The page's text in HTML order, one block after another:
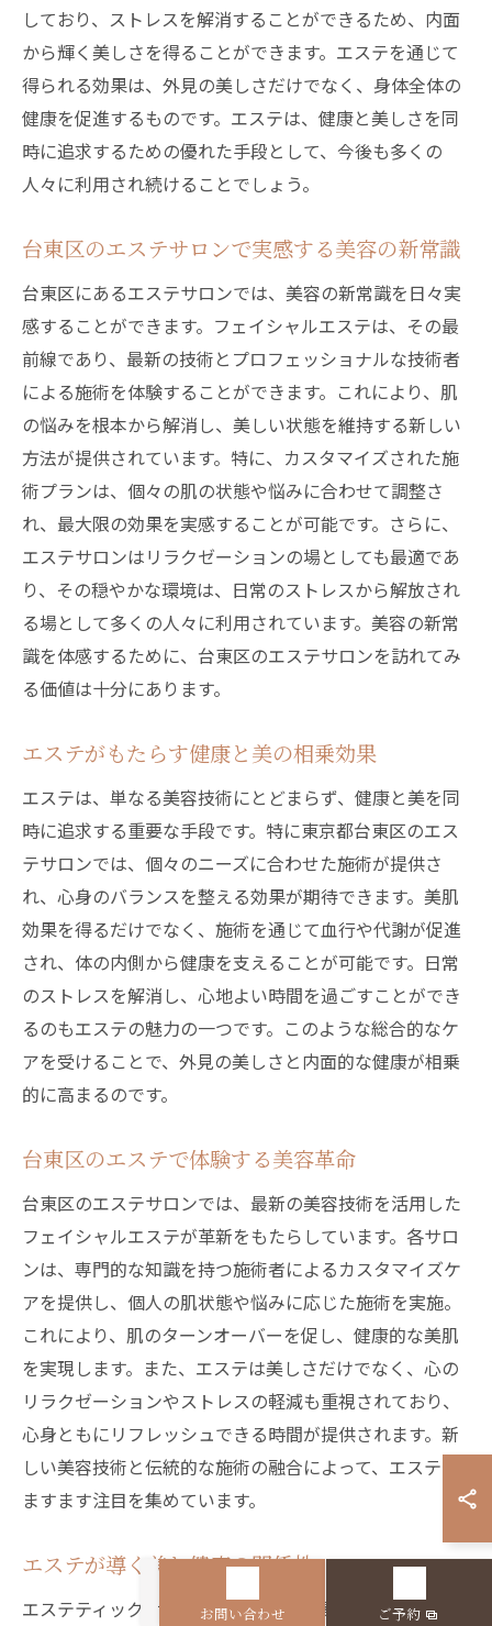
しており、ストレスを解消することができるため、内面
から輝く美しさを得ることができます。エステを通じて
得られる効果は、外見の美しさだけでなく、身体全体の
健康を促進するものです。エステは、健康と美しさを同
時に追求するための優れた手段として、今後も多くの
人々に利用され続けることでしょう。
台東区のエステサロンで実感する美容の新常識
台東区にあるエステサロンでは、美容の新常識を日々実
感することができます。フェイシャルエステは、その最
前線であり、最新の技術とプロフェッショナルな技術者
による施術を体験することができます。これにより、肌
の悩みを根本から解消し、美しい状態を維持する新しい
方法が提供されています。特に、カスタマイズされた施
術プランは、個々の肌の状態や悩みに合わせて調整さ
れ、最大限の効果を実感することが可能です。さらに、
エステサロンはリラクゼーションの場としても最適であ
り、その穏やかな環境は、日常のストレスから解放され
る場として多くの人々に利用されています。美容の新常
識を体感するために、台東区のエステサロンを訪れてみ
る価値は十分にあります。
エステがもたらす健康と美の相乗効果
エステは、単なる美容技術にとどまらず、健康と美を同
時に追求する重要な手段です。特に東京都台東区のエス
テサロンでは、個々のニーズに合わせた施術が提供さ
れ、心身のバランスを整える効果が期待できます。美肌
効果を得るだけでなく、施術を通じて血行や代謝が促進
され、体の内側から健康を支えることが可能です。日常
のストレスを解消し、心地よい時間を過ごすことができ
るのもエステの魅力の一つです。このような総合的なケ
アを受けることで、外見の美しさと内面的な健康が相乗
的に高まるのです。
台東区のエステで体験する美容革命
台東区のエステサロンでは、最新の美容技術を活用した
フェイシャルエステが革新をもたらしています。各サロ
ンは、専門的な知識を持つ施術者によるカスタマイズケ
アを提供し、個人の肌状態や悩みに応じた施術を実施。
これにより、肌のターンオーバーを促し、健康的な美肌
を実現します。また、エステは美しさだけでなく、心の
リラクゼーションやストレスの軽減も重視されており、
心身ともにリフレッシュできる時間が提供されます。新
しい美容技術と伝統的な施術の融合によって、エステは
ますます注目を集めています。
エステが導く美と健康の関係性
エステティックサロンは、美と健康の関係性を深く理解
お問い合わせ ご予約